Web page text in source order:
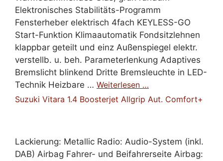
Elektronisches Stabilitäts-Programm
Fensterheber elektrisch 4fach KEYLESS-GO
Start-Funktion Klimaautomatik Fondsitzlehnen
klappbar geteilt und einz Außenspiegel elektr.
verstellb. u. beh. Parameterlenkung Adaptives
Bremslicht blinkend Dritte Bremsleuchte in LED-
Technik Heizbare … Weiterlesen …
Suzuki Vitara 1.4 Boosterjet Allgrip Aut. Comfort+
Lackierung: Metallic Radio: Audio-System (inkl.
DAB) Airbag Fahrer- und Beifahrerseite Airbag: